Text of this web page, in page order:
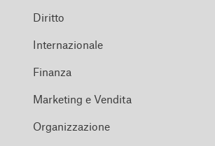
Diritto
Internazionale
Finanza
Marketing e Vendita
Organizzazione